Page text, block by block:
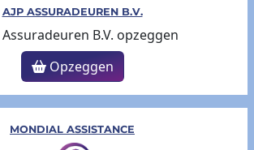
AJP ASSURADEUREN B.V.
Opzeggen
MONDIAL ASSISTANCE